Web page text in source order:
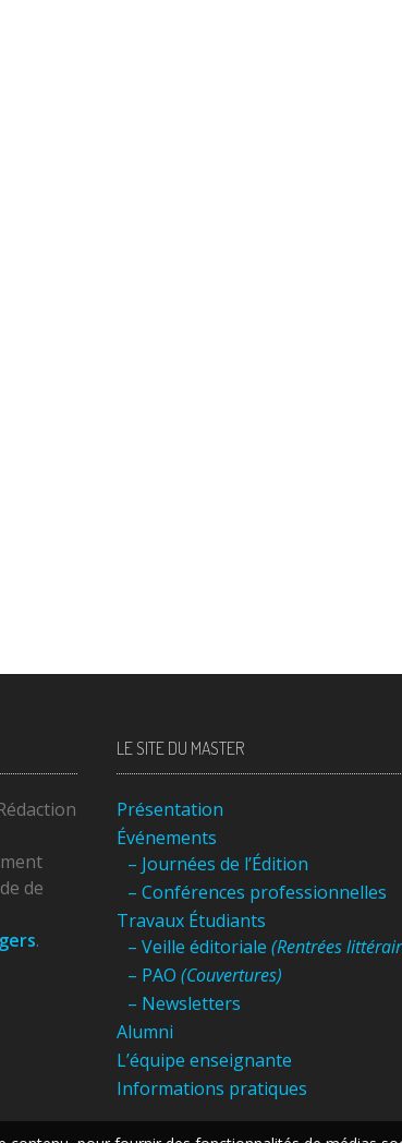
de
.
LE SITE DU MASTER
Présentation
Événements
– Journées de l’Édition
– Conférences professionnelles
Travaux Étudiants
– Veille éditoriale (Rentrées
– PAO (Couvertures)
– Newsletters
Alumni
L’équipe enseignante
Informations pratiques